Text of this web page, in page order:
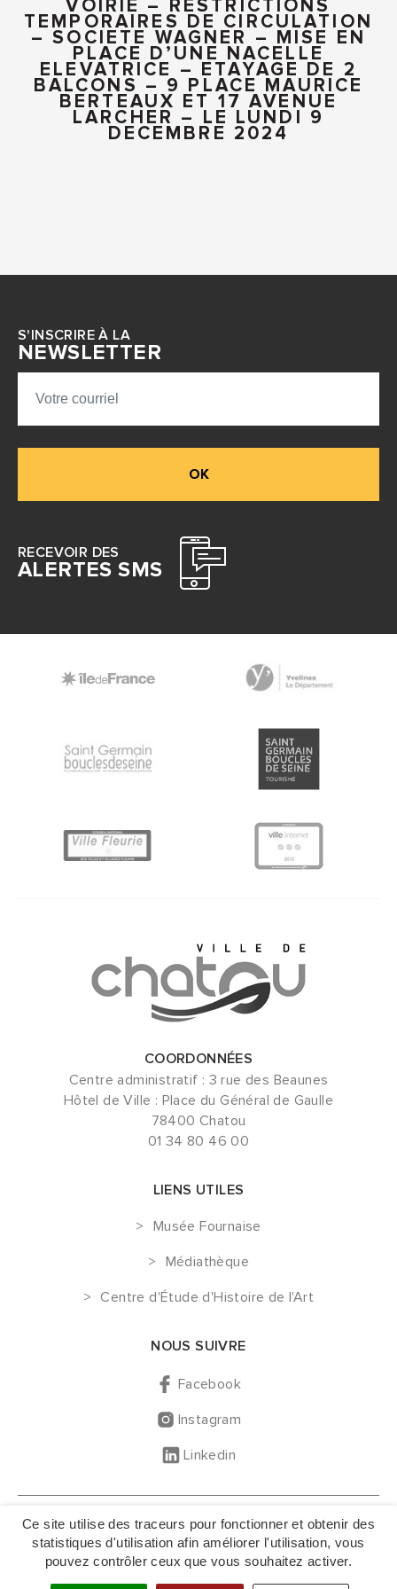
Ce site utilise des traceurs pour fonctionner et obtenir des
statistiques d'utilisation afin améliorer l'utilisation, vous
pouvez contrôler ceux que vous souhaitez activer.
VOIRIE – RESTRICTIONS
TEMPORAIRES DE CIRCULATION
– SOCIETE WAGNER – MISE EN
PLACE D’UNE NACELLE
ELEVATRICE – ETAYAGE DE 2
BALCONS – 9 PLACE MAURICE
BERTEAUX ET 17 AVENUE
LARCHER – LE LUNDI 9
DECEMBRE 2024
S'INSCRIRE À LA
NEWSLETTER
OK
RECEVOIR DES
ALERTES SMS
COORDONNÉES
Centre administratif : 3 rue des Beaunes
Hôtel de Ville : Place du Général de Gaulle
78400 Chatou
01 34 80 46 00
LIENS UTILES
Musée Fournaise
Médiathèque
Centre d'Étude d'Histoire de l'Art
NOUS SUIVRE
Facebook
Instagram
Linkedin
GESTION DES COOKIES
MENTIONS LÉGALES
NOUS CONTACTER